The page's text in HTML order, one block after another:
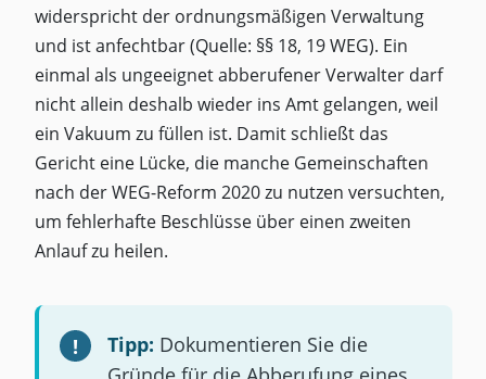
widerspricht der ordnungsmäßigen Verwaltung
und ist anfechtbar (Quelle: §§ 18, 19 WEG). Ein
einmal als ungeeignet abberufener Verwalter darf
nicht allein deshalb wieder ins Amt gelangen, weil
ein Vakuum zu füllen ist. Damit schließt das
Gericht eine Lücke, die manche Gemeinschaften
nach der WEG-Reform 2020 zu nutzen versuchten,
um fehlerhafte Beschlüsse über einen zweiten
Anlauf zu heilen.
Tipp: Dokumentieren Sie die